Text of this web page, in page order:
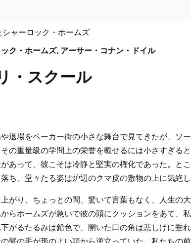
シャーロック・ホームズ
ク・ホームズ, アーサー・コナン・ドイル
・スクール
退場をベーカー街の小さな舞台で見てきたが、ソ
の重量級の学問上の栄誉を載せるには小さすぎ
あって、彼こそは冷静と堅実の権化であった。と
ち、堂々たる姿は炉辺のクマ皮の敷物の上に気絶
がり、ちょっとの間、驚いて言葉もなく、人生の
らホームズが急いで彼の頭にクッションをあて、
がるたるみは鉛色で、開いた口の角は悲しげに
髪の毛が形のよい頭から逆立っていた。私たちの